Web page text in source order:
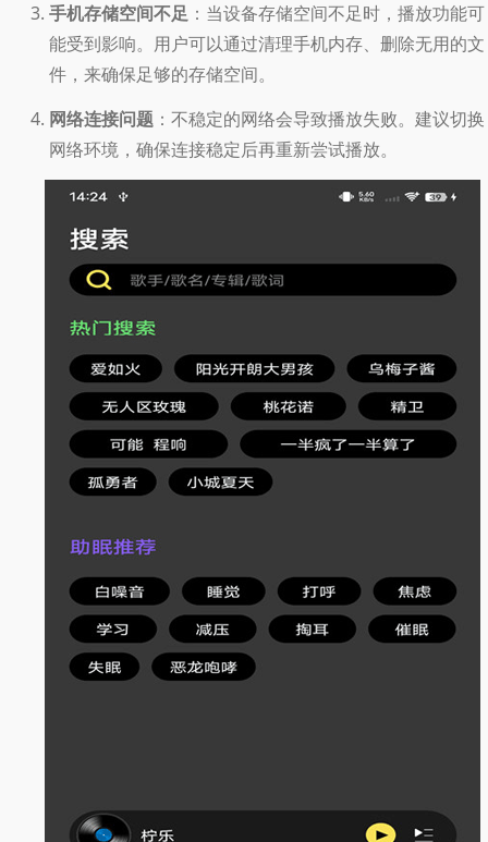
手机存储空间不足 ：当设备存储空间不足时，播放功能可
能受到影响。用户可以通过清理手机内存、删除无用的文
件，来确保足够的存储空间。
网络连接问题 ：不稳定的网络会导致播放失败。建议切换
网络环境，确保连接稳定后再重新尝试播放。